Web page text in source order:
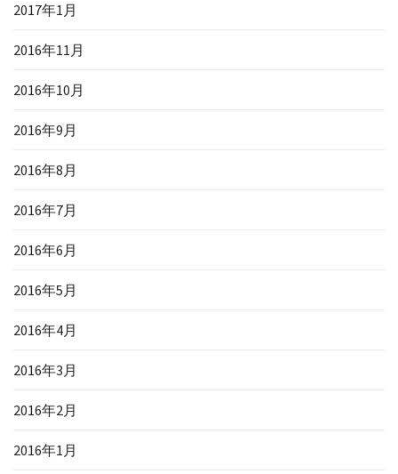
2017年1月
2016年11月
2016年10月
2016年9月
2016年8月
2016年7月
2016年6月
2016年5月
2016年4月
2016年3月
2016年2月
2016年1月